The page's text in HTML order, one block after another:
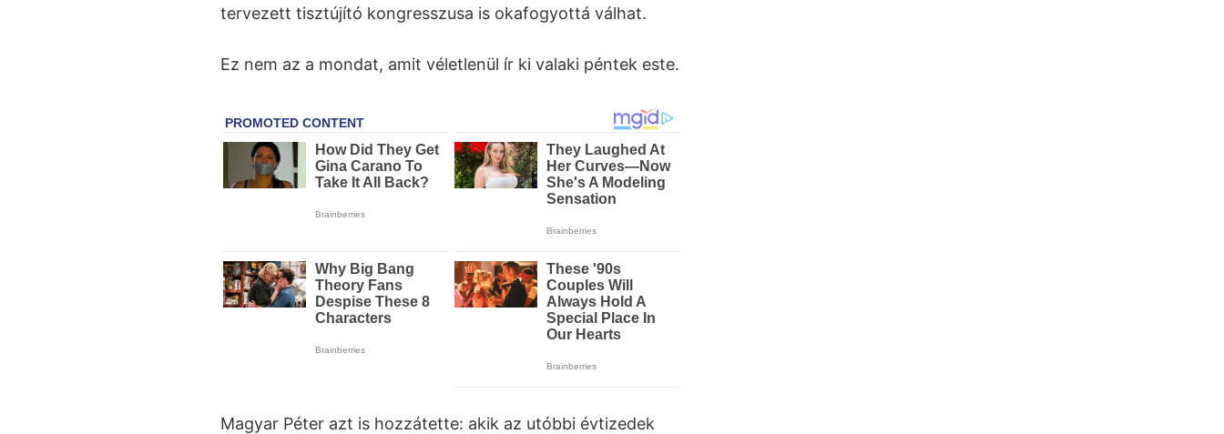
tervezett tisztújító kongresszusa is okafogyottá válhat.
Ez nem az a mondat, amit véletlenül ír ki valaki péntek este.
Magyar Péter azt is hozzátette: akik az utóbbi évtizedek